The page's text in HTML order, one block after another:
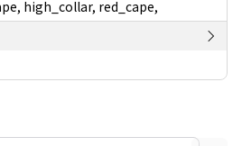
high_collar, red_cape,